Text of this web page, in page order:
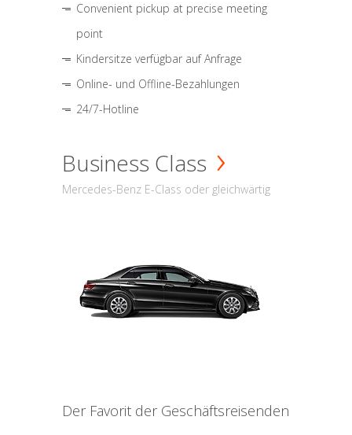
Convenient pickup at precise meeting
point
Kindersitze verfügbar auf Anfrage
Online- und Offline-Bezahlungen
24/7-Hotline
Business Class
Mercedes-Benz E-Class oder gleichwärtig
Der Favorit der Geschäftsreisenden